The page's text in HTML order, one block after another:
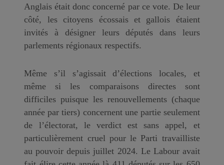
Anglais était donc concerné par ce vote. De leur
côté, les citoyens écossais et gallois étaient
invités à désigner leurs députés dans leurs
parlements régionaux respectifs.
Même s’il s’agissait d’élections locales, et
même si les comparaisons directes sont
difficiles puisque les renouvellements (chaque
année par tiers) concernent une partie seulement
de l’électorat, le verdict est sans appel, et
particulièrement cruel pour le Parti travailliste
au pouvoir depuis juillet 2024. Le Labour avait